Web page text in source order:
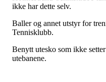
ikke har dette selv.
Baller og annet utstyr for
Tennisklubb.
Benytt utesko som ikke
utebanene.